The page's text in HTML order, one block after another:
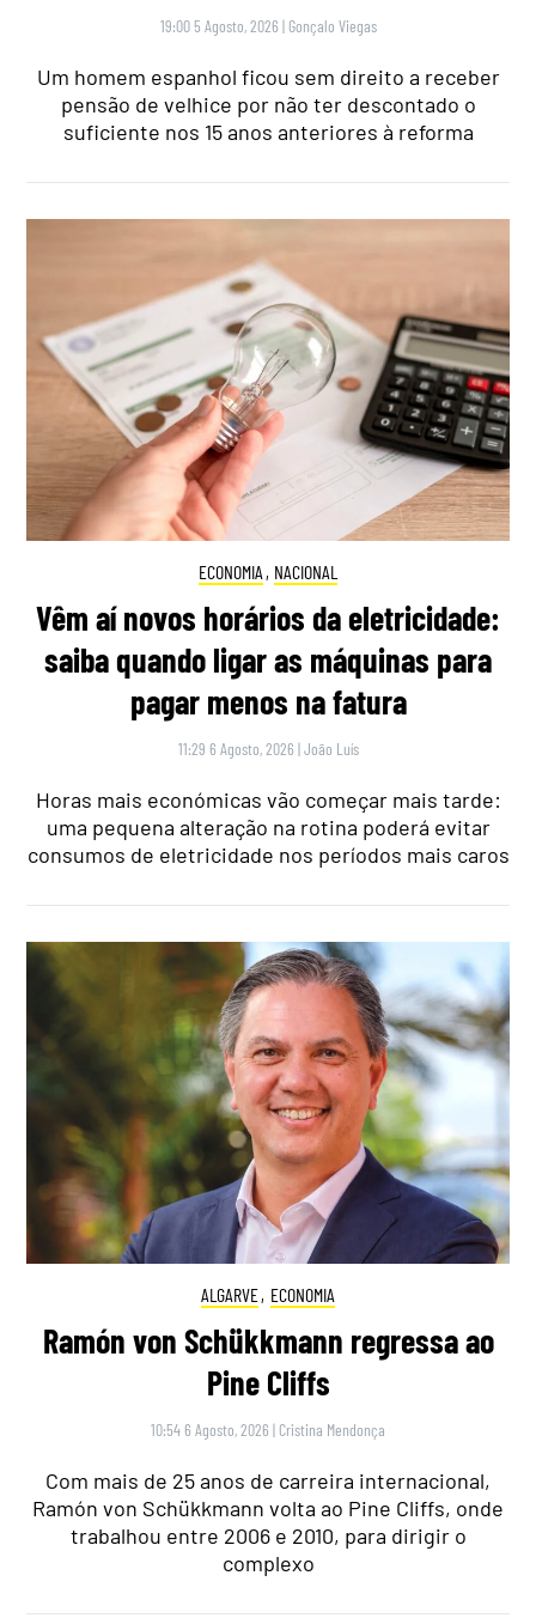
19:00 5 Agosto, 2026 | Gonçalo Viegas
Um homem espanhol ficou sem direito a receber
pensão de velhice por não ter descontado o
suficiente nos 15 anos anteriores à reforma
ECONOMIA , NACIONAL
Vêm aí novos horários da eletricidade:
saiba quando ligar as máquinas para
pagar menos na fatura
11:29 6 Agosto, 2026 |João Luís
Horas mais económicas vão começar mais tarde:
uma pequena alteração na rotina poderá evitar
consumos de eletricidade nos períodos mais caros
ALGARVE, ECONOMIA
Ramón von Schükkmann regressa ao
Pine Cliffs
10:54 6 Agosto, 2026 | Cristina Mendonça
Com mais de 25 anos de carreira internacional,
Ramón von Schükkmann volta ao Pine Cliffs, onde
trabalhou entre 2006 e 2010, para dirigir o
complexo